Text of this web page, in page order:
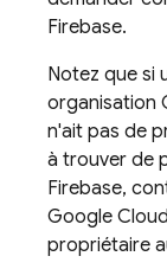
Firebase.
Notez que si
organisation
n'ait pas de
à trouver de
Firebase,
Google Cloud
propriétaire